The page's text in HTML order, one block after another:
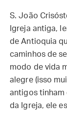
S. João
Igreja antiga,
de Antioquia
caminhos de
modo de vida
alegre (isso
antigos tinham
da Igreja, ele